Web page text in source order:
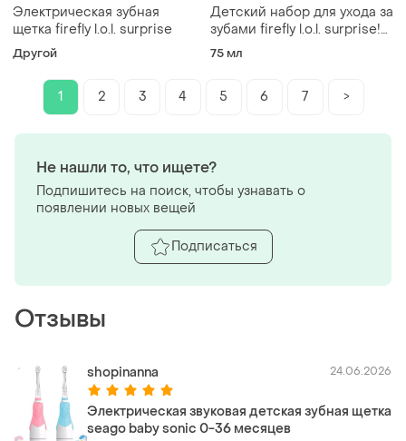
Электрическая зубная
щетка firefly l.o.l. surprise
Другой
Детский набор для ухода за
зубами firefly l.o.l. surprise!
(2 щетки, паста, стакан)
75 мл
1 2 3 4 5 6 7 >
Отзывы
shopinanna 24.06.2026
Электрическая звуковая детская зубная щетка
seago baby sonic 0-36 месяцев
Не нашли то, что ищете?
Подпишитесь на поиск, чтобы узнавать о
появлении новых вещей
Подписаться